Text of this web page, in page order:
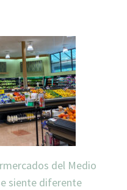
del Medio
siente diferente